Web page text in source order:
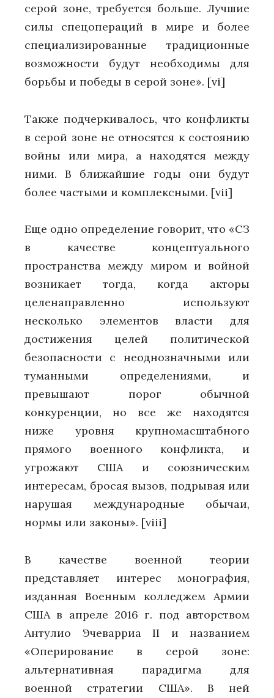
серой зоне, требуется больше. Лучшие
силы спецопераций в мире и более
специализированные традиционные
возможности будут необходимы для
борьбы и победы в серой зоне». [vi]
Также подчеркивалось, что конфликты
в серой зоне не относятся к состоянию
войны или мира, а находятся между
ними. В ближайшие годы они будут
более частыми и комплексными. [vii]
Еще одно определение говорит, что «СЗ
в качестве концептуального
пространства между миром и войной
возникает тогда, когда акторы
целенаправленно используют
несколько элементов власти для
достижения целей политической
безопасности с неоднозначными или
туманными определениями, и
превышают порог обычной
конкуренции, но все же находятся
ниже уровня крупномасштабного
прямого военного конфликта, и
угрожают США и союзническим
интересам, бросая вызов, подрывая или
нарушая международные обычаи,
нормы или законы». [viii]
В качестве военной теории
представляет интерес монография,
изданная Военным колледжем Армии
США в апреле 2016 г. под авторством
Антулио Эчеварриа II и названием
«Оперирование в серой зоне:
альтернативная парадигма для
военной стратегии США». В ней